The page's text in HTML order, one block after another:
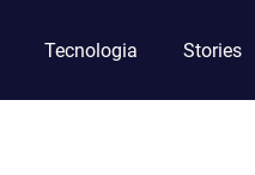
Tecnologia Stories